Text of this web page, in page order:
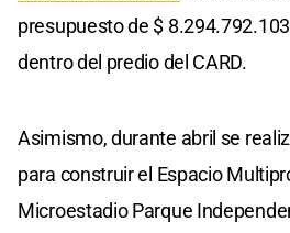
presupuesto de $
dentro del predio del CARD.
Asimismo, durante abril se
para construir el Espacio
Microestadio Parque